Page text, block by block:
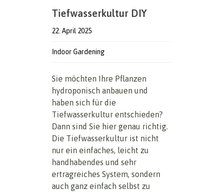
Tiefwasserkultur DIY
22. April 2025
Indoor Gardening
Sie möchten Ihre Pflanzen
hydroponisch anbauen und
haben sich für die
Tiefwasserkultur entschieden?
Dann sind Sie hier genau richtig.
Die Tiefwasserkultur ist nicht
nur ein einfaches, leicht zu
handhabendes und sehr
ertragreiches System, sondern
auch ganz einfach selbst zu